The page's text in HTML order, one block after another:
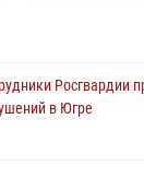
Росгвардии
в Югре